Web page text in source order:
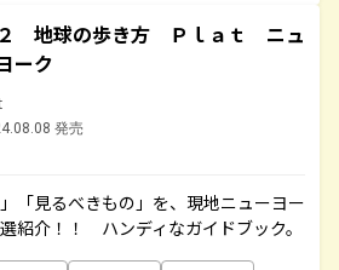
地球の歩き方 Ｐｌａｔ ニュ
ーク
発売
「見るべきもの」を、現地ニューヨー
紹介！！ ハンディなガイドブック。